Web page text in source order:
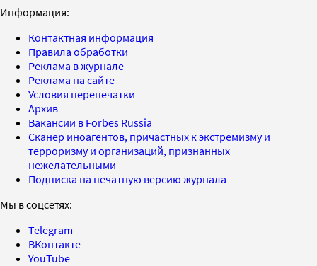
Информация:
Контактная информация
Правила обработки
Реклама в журнале
Реклама на сайте
Условия перепечатки
Архив
Вакансии в Forbes Russia
Сканер иноагентов, причастных к экстремизму и
терроризму и организаций, признанных
нежелательными
Подписка на печатную версию журнала
Мы в соцсетях:
Telegram
ВКонтакте
YouTube